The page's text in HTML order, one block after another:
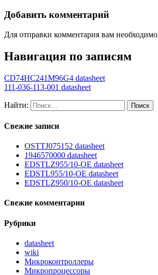
Добавить комментарий
Для отправки комментария вам необходимо
Навигация по записям
CD74HC241M96G4 datasheet
111-036-113-001 datasheet
Найти:
Свежие записи
OSTTJ075152 datasheet
1946570000 datasheet
EDSTLZ955/10-OE datasheet
EDSTL955/10-OE datasheet
EDSTLZ950/10-OE datasheet
Свежие комментарии
Рубрики
datasheet
wiki
Микроконтроллеры
Микропроцессоры